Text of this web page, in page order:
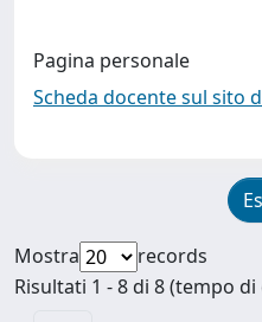
Pagina personale
Scheda docente sul sito
Mostra
records
Risultati 1 - 8 di 8 (tempo